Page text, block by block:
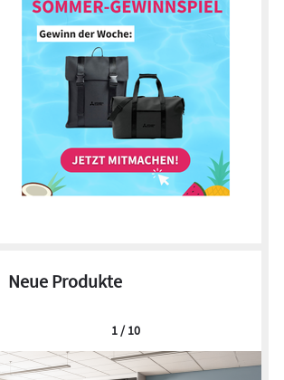
Neue Produkte
1 / 10